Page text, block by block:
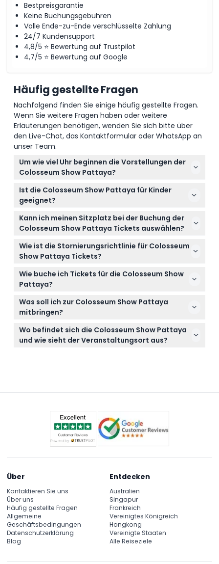
Bestpreisgarantie
Keine Buchungsgebühren
Volle Ende-zu-Ende verschlüsselte Zahlung
24/7 Kundensupport
4,8/5 ⭐ Bewertung auf Trustpilot
4,7/5 ⭐ Bewertung auf Google
Häufig gestellte Fragen
Nachfolgend finden Sie einige häufig gestellte Fragen.
Wenn Sie weitere Fragen haben oder weitere
Erläuterungen benötigen, wenden Sie sich bitte über
den Live-Chat, das Kontaktformular oder WhatsApp an
unser Team.
Um wie viel Uhr beginnen die Vorstellungen der
Colosseum Show Pattaya?
Die Vorstellungen finden täglich um 17:30, 19:00 und
20:30 Uhr statt. Sie können Ihre bevorzugte Uhrzeit
bei der Online-Buchung auf dieser Seite auswählen
(Änderungen vorbehalten – bitte bestätigen Sie die
Zeiten bei der Buchung).
Ist die Colosseum Show Pattaya für Kinder
geeignet?
Ja, die Show ist familienfreundlich, aber Kinder im
Alter von 0-2 Jahren müssen von einem zahlenden
Erwachsenen begleitet werden.
Kann ich meinen Sitzplatz bei der Buchung der
Colosseum Show Pattaya Tickets auswählen?
Die Sitzplätze werden nach dem Prinzip „Wer zuerst
kommt, mahlt zuerst“ vergeben, daher ist es am
besten, früh zu kommen, um gute Plätze zu
bekommen.
Wie ist die Stornierungsrichtlinie für Colosseum
Show Pattaya Tickets?
Tickets sind nicht erstattungsfähig und können
nicht storniert werden, daher sollten Sie nur
buchen, wenn Sie sich sicher sind.
Wie buche ich Tickets für die Colosseum Show
Pattaya?
Sie können Ihre Tickets ganz einfach online hier auf
dieser Webseite buchen, indem Sie Ihre bevorzugte
Vorstellungszeit auswählen und die Buchung
abschließen.
Was soll ich zur Colosseum Show Pattaya
mitbringen?
Bringen Sie Ihre Buchungsbestätigung (ausgedruckt
oder auf Ihrem Telefon), einen Lichtbildausweis und
eine aufgeschlossene Haltung mit, um die
Wo befindet sich die Colosseum Show Pattaya
und wie sieht der Veranstaltungsort aus?
mit über 1.000 Sitzplätzen.
Über
Kontaktieren Sie uns
Über uns
Häufig gestellte Fragen
Allgemeine
Geschäftsbedingungen
Datenschutzerklärung
Blog
Entdecken
Australien
Singapur
Frankreich
Vereinigtes Königreich
Hongkong
Vereinigte Staaten
Alle Reiseziele